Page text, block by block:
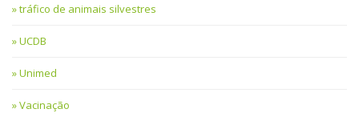
tráfico de animais silvestres
UCDB
Unimed
Vacinação